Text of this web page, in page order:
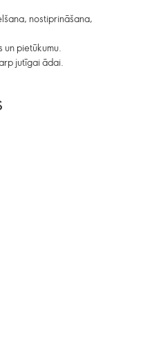
nostiprināšana,
un pietūkumu.
jutīgai ādai.